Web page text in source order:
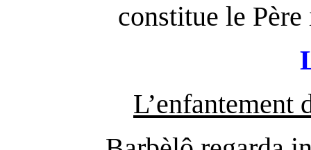
constitue le
L’enfantement